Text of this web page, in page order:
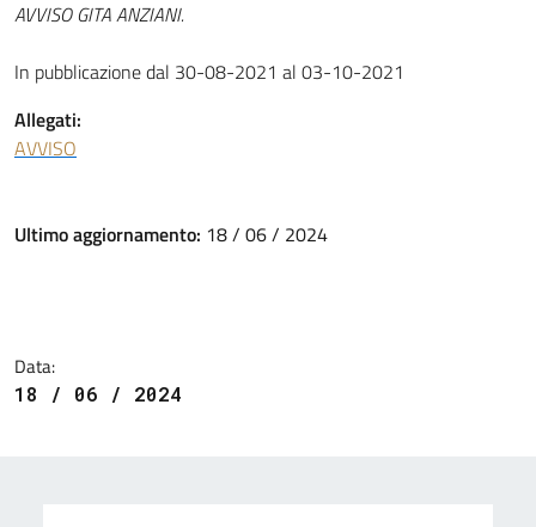
AVVISO GITA ANZIANI.
In pubblicazione dal 30-08-2021 al 03-10-2021
Allegati:
AVVISO
Ultimo aggiornamento: 18 / 06 / 2024
Data:
18 / 06 / 2024